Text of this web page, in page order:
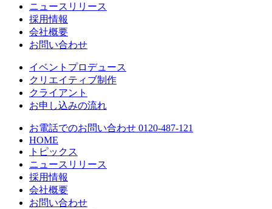
ニュースリリース
採用情報
会社概要
お問い合わせ
イベントプロデュース
クリエイティブ制作
クライアント
お申し込みの流れ
お電話でのお問い合わせ 0120-487-121
HOME
トピックス
ニュースリリース
採用情報
会社概要
お問い合わせ